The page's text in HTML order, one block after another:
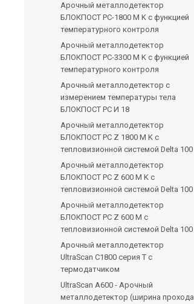
Арочный металлодетектор
БЛОКПОСТ PC-1800 M K с функцией
температурного контроля
Арочный металлодетектор
БЛОКПОСТ PC-3300 M K с функцией
температурного контроля
Арочный металлодетектор с
измерением температуры тела
БЛОКПОСТ PC И 18
Арочный металлодетектор
БЛОКПОСТ PC Z 1800 M K с
тепловизионной системой Delta 100
Арочный металлодетектор
БЛОКПОСТ PC Z 600 M K с
тепловизионной системой Delta 100
Арочный металлодетектор
БЛОКПОСТ PC Z 600 M с
тепловизионной системой Delta 100
Арочный металлодетектор
UltraScan C1800 серия Т с
термодатчиком
UltraScan A600 - Арочный
металлодетектор (ширина прохода